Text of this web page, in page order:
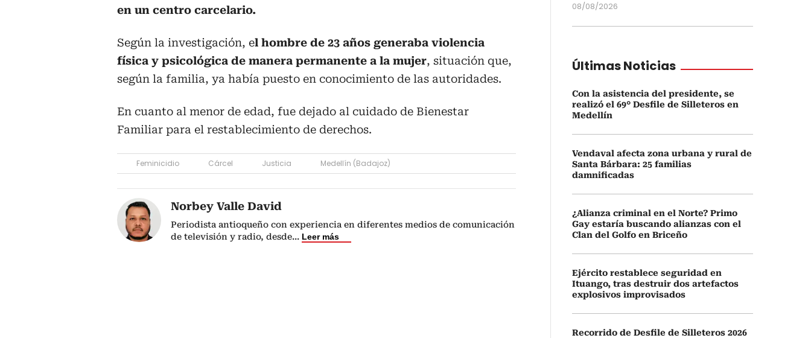
en un centro carcelario.
Según la investigación, el hombre de 23 años generaba violencia
física y psicológica de manera permanente a la mujer, situación que,
según la familia, ya había puesto en conocimiento de las autoridades.
En cuanto al menor de edad, fue dejado al cuidado de Bienestar
Familiar para el restablecimiento de derechos.
Feminicidio Cárcel Justicia Medellín (Badajoz)
Norbey Valle David
Periodista antioqueño con experiencia en diferentes medios de comunicación
de televisión y radio, desde... Leer más
08/08/2026
Últimas Noticias
Con la asistencia del presidente, se
realizó el 69° Desfile de Silleteros en
Medellín
Vendaval afecta zona urbana y rural de
Santa Bárbara: 25 familias
damnificadas
¿Alianza criminal en el Norte? Primo
Gay estaría buscando alianzas con el
Clan del Golfo en Briceño
Ejército restablece seguridad en
Ituango, tras destruir dos artefactos
explosivos improvisados
Recorrido de Desfile de Silleteros 2026